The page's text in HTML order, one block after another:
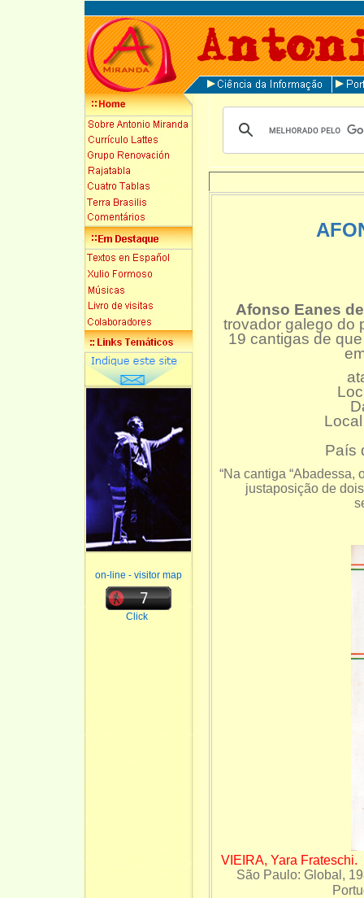
on-line - visitor map
Click
Afonso Eanes
trovador galego do
19 cantigas de
País
“Na cantiga “Abadessa,
justaposição de
VIEIRA, Yara
São Paulo: Global,